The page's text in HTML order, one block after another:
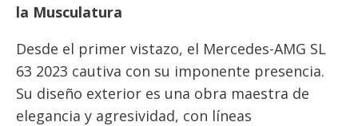
la Musculatura
Desde el primer vistazo, el Mercedes-AMG SL
63 2023 cautiva con su imponente presencia.
Su diseño exterior es una obra maestra de
elegancia y agresividad, con líneas